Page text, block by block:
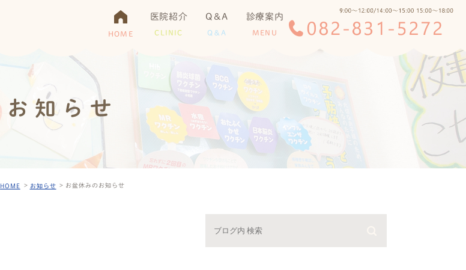
HOME
医院紹介
CLINIC
Q＆A
Q＆A
診療案内
MENU
予防接種
アレルギー科
乳児健診
低身長・肥満・夜尿症
お知らせ
HOME お知らせ お盆休みのお知らせ